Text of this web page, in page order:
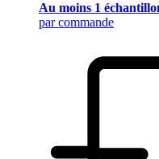
Au moins 1
par commande